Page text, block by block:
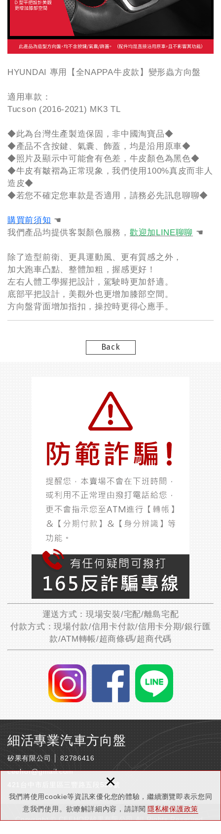
我們將使用cookie等資訊來優化您的體驗，繼續瀏覽即表示您同
意我們使用。欲瞭解詳細內容，請詳閱 隱私權保護政策
×
HYUNDAI 專用【全NAPPA牛皮款】變形蟲方向盤
適用車款：
Tucson (2016-2021) MK3 TL
◆此為台灣生產製造保固，非中國淘寶品◆
◆產品不含按鍵、氣囊、飾蓋，均是沿用原車◆
◆照片及顯示中可能會有色差，牛皮顏色為黑色◆
◆牛皮有皺褶為正常現象，我們使用100%真皮而非人
造皮◆
◆若您不確定您車款是否適用，請務必先訊息聊聊◆
購買前須知 ☚
我們產品均提供客製顏色服務， 歡迎加LINE聊聊 ☚
除了造型前衛、更具運動風、更有質感之外，
加大跑車凸點、整體加粗，握感更好！
左右人體工學握把設計，駕駛時更加舒適。
底部平把設計，美觀外也更增加膝部空間。
方向盤背面增加指扣，操控時更得心應手。
Back
運送方式：現場安裝/宅配/離島宅配
付款方式：現場付款/信用卡付款/信用卡分期/銀行匯
款/ATM轉帳/超商條碼/超商代碼
細活專業汽車方向盤
矽果有限公司 │ 82786416
ceehor@gmail.com
421台中市后里區三豐路五段536號
Copyright © CEEHOR矽果有限公司 All Rights Reserved.